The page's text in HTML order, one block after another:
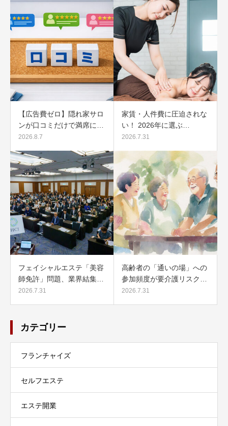
【広告費ゼロ】隠れ家サロ
ンが口コミだけで満席に…
2026.8.7
家賃・人件費に圧迫されな
い！ 2026年に選ぶ…
2026.7.31
フェイシャルエステ「美容
師免許」問題、業界結集…
2026.7.31
高齢者の「通いの場」への
参加頻度が要介護リスク…
2026.7.31
カテゴリー
フランチャイズ
セルフエステ
エステ開業